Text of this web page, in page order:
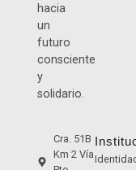
hacia
un
futuro
consciente
y
solidario.
Cra. 51B
Km 2 Vía